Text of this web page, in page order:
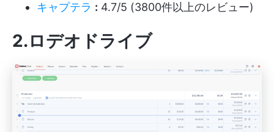
キャプテラ : 4.7/5 (3800件以上のレビュー)
2.ロデオドライブ